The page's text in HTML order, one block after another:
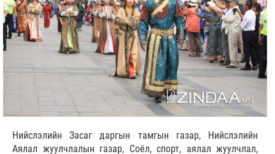
Нийслэлийн Засаг даргын тамгын газар, Нийслэлийн
Аялал жуулчлалын газар, Соёл, спорт, аялал жуулчлал,